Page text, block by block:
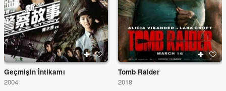
Geçmişin İntikamı
2004
Tomb Raider
2018